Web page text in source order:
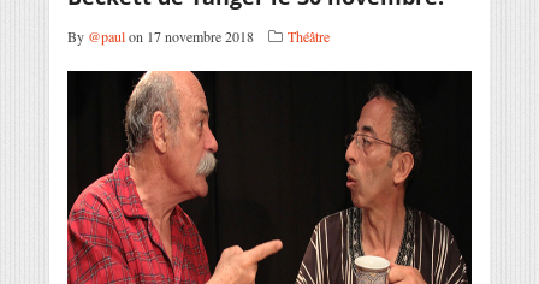
By @paulon 17 novembre 2018 Théâtre